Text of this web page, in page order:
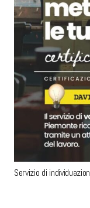
Servizio di